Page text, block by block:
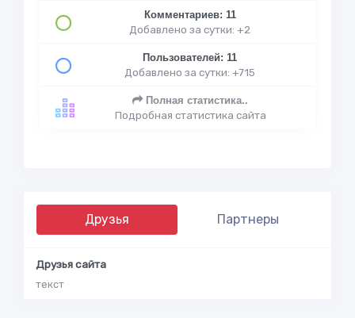
Комментариев: 11
Добавлено за сутки: +2
Пользователей: 11
Добавлено за сутки: +715
Полная статистика..
Подробная статистика сайта
Друзья Партнеры
Друзья сайта
текст